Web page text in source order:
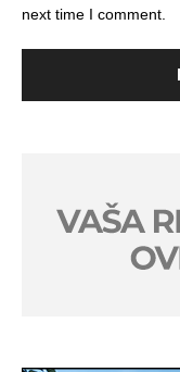
next time I comment.